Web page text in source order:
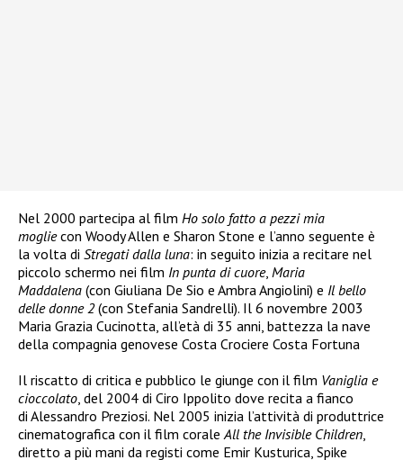
Nel 2000 partecipa al film Ho solo fatto a pezzi mia
mogliecon Woody Allen e Sharon Stone e l’anno seguente è
la volta di Stregati dalla luna: in seguito inizia a recitare nel
piccolo schermo nei film In punta di cuore, Maria
Maddalena (con Giuliana De Sio e Ambra Angiolini) e Il bello
delle donne 2(con Stefania Sandrelli). Il 6 novembre 2003
Maria Grazia Cucinotta, all’età di 35 anni, battezza la nave
della compagnia genovese Costa Crociere Costa Fortuna
Il riscatto di critica e pubblico le giunge con il film Vaniglia e
cioccolato, del 2004 di Ciro Ippolito dove recita a fianco
di Alessandro Preziosi. Nel 2005 inizia l’attività di produttrice
cinematografica con il film coraleAll the Invisible Children,
diretto a più mani da registi come Emir Kusturica, Spike